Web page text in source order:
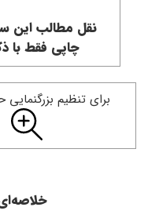
نقل مطالب این
چاپی فقط با
برای تنظیم